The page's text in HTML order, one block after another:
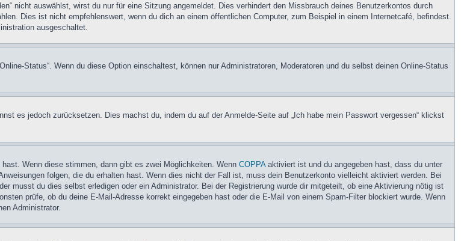
nicht auswählst, wirst du nur für eine Sitzung angemeldet. Dies verhindert den Missbrauch deines Benutzerkontos durch
Dies ist nicht empfehlenswert, wenn du dich an einem öffentlichen Computer, zum Beispiel in einem Internetcafé, befindest.
ausgeschaltet.
Status“. Wenn du diese Option einschaltest, können nur Administratoren, Moderatoren und du selbst deinen Online-Status
es jedoch zurücksetzen. Dies machst du, indem du auf der Anmelde-Seite auf „Ich habe mein Passwort vergessen“ klickst
Wenn diese stimmen, dann gibt es zwei Möglichkeiten. Wenn COPPAaktiviert ist und du angegeben hast, dass du unter
folgen, die du erhalten hast. Wenn dies nicht der Fall ist, muss dein Benutzerkonto vielleicht aktiviert werden. Bei
musst du dies selbst erledigen oder ein Administrator. Bei der Registrierung wurde dir mitgeteilt, ob eine Aktivierung nötig ist
prüfe, ob du deine E-Mail-Adresse korrekt eingegeben hast oder die E-Mail von einem Spam-Filter blockiert wurde. Wenn
Administrator.